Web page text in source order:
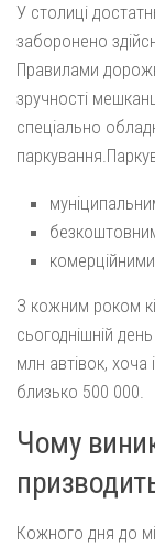
У столиці
заборонено
Правилами
зручності
спеціально
З кожним роком
сьогоднішній
млн автівок, хоча
близько 500 000.
Чому
Кожного дня до